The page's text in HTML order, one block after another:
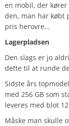
en mobil, der
den, man har købt
pris herovre…
Lagerpladsen
Den slags er jo
dette til at runde
Sidste års
med 256 GB som
leveres med blot
Måske man skulle